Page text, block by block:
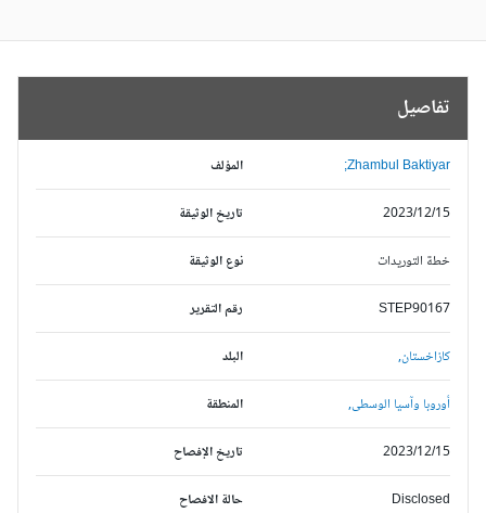
تفاصيل
المؤلف Zhambul Baktiyar;
تاريخ الوثيقة 2023/12/15
نوع الوثيقة خطة التوريدات
رقم التقرير STEP90167
البلد كازاخستان,
المنطقة أوروبا وآسيا الوسطى,
تاريخ الإفصاح 2023/12/15
حالة الافصاح Disclosed